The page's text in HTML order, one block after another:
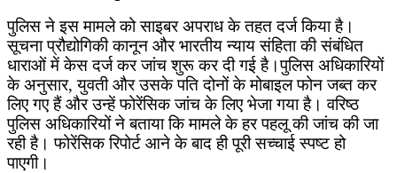
पुलिस ने इस मामले को साइबर अपराध के तहत दर्ज किया है।
सूचना प्रौद्योगिकी कानून और भारतीय न्याय संहिता की संबंधित
धाराओं में केस दर्ज कर जांच शुरू कर दी गई है।पुलिस अधिकारियों
के अनुसार, युवती और उसके पति दोनों के मोबाइल फोन जब्त कर
लिए गए हैं और उन्हें फोरेंसिक जांच के लिए भेजा गया है। वरिष्ठ
पुलिस अधिकारियों ने बताया कि मामले के हर पहलू की जांच की जा
रही है। फोरेंसिक रिपोर्ट आने के बाद ही पूरी सच्चाई स्पष्ट हो
पाएगी।